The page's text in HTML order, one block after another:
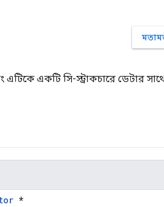
এটিকে একটি সি-স্ট্রাকচারে ডেটার
*